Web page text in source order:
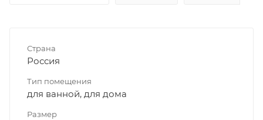
Страна
Россия
Тип помещения
для ванной, для дома
Размер